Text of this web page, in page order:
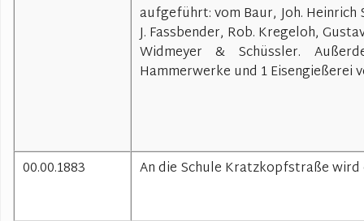
aufgeführt: vom Baur, Joh. Heinrich
J. Fassbender, Rob. Kregeloh,
Widmeyer & Schüssler.
Hammerwerke und 1 Eisengießerei
00.00.1883 An die Schule Kratzkopfstraße